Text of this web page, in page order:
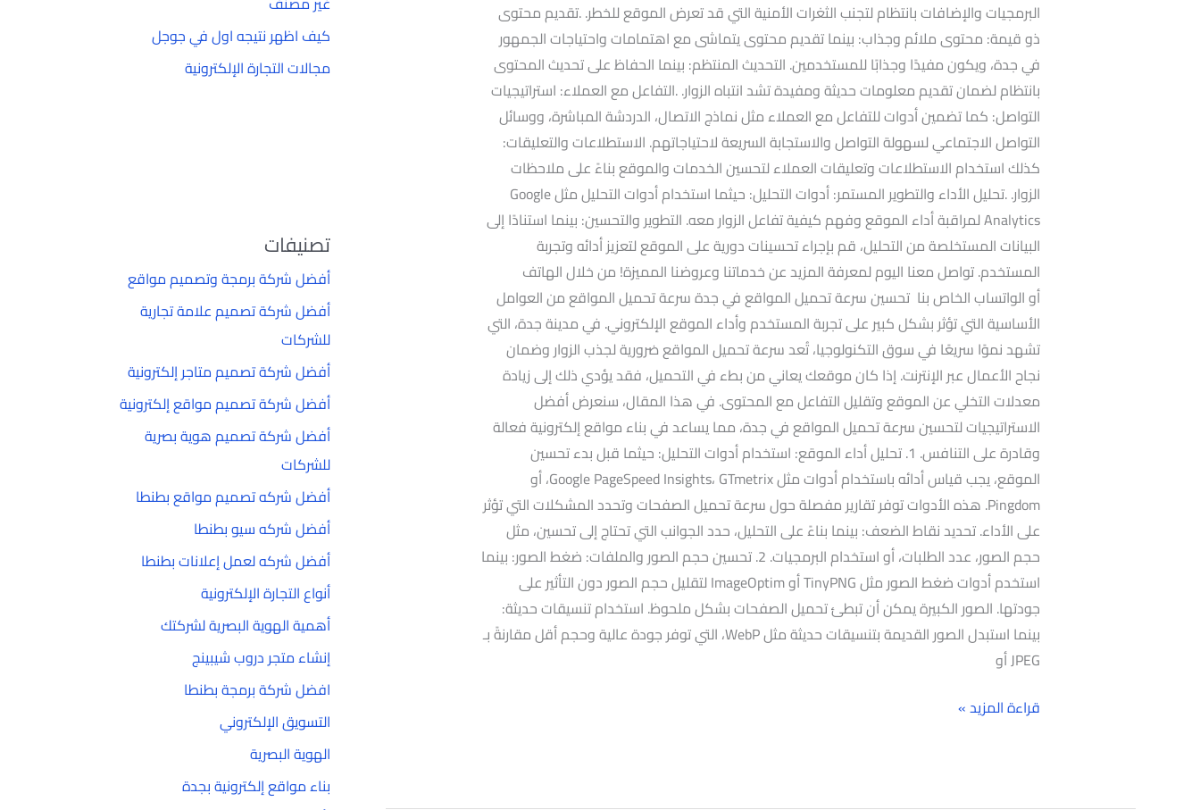
البرمجيات والإضافات بانتظام لتجنب الثغرات الأمنية التي قد تعرض الموقع للخطر. .تقديم محتوى
ذو قيمة: محتوى ملائم وجذاب: بينما تقديم محتوى يتماشى مع اهتمامات واحتياجات الجمهور
في جدة، ويكون مفيدًا وجذابًا للمستخدمين. التحديث المنتظم: بينما الحفاظ على تحديث المحتوى
بانتظام لضمان تقديم معلومات حديثة ومفيدة تشد انتباه الزوار. .التفاعل مع العملاء: استراتيجيات
التواصل: كما تضمين أدوات للتفاعل مع العملاء مثل نماذج الاتصال، الدردشة المباشرة، ووسائل
التواصل الاجتماعي لسهولة التواصل والاستجابة السريعة لاحتياجاتهم. الاستطلاعات والتعليقات:
كذلك استخدام الاستطلاعات وتعليقات العملاء لتحسين الخدمات والموقع بناءً على ملاحظات
الزوار. .تحليل الأداء والتطوير المستمر: أدوات التحليل: حيثما استخدام أدوات التحليل مثل Google
Analytics لمراقبة أداء الموقع وفهم كيفية تفاعل الزوار معه. التطوير والتحسين: بينما استنادًا إلى
البيانات المستخلصة من التحليل، قم بإجراء تحسينات دورية على الموقع لتعزيز أدائه وتجربة
المستخدم. تواصل معنا اليوم لمعرفة المزيد عن خدماتنا وعروضنا المميزة! من خلال الهاتف
أو الواتساب الخاص بنا تحسين سرعة تحميل المواقع في جدة سرعة تحميل المواقع من العوامل
الأساسية التي تؤثر بشكل كبير على تجربة المستخدم وأداء الموقع الإلكتروني. في مدينة جدة، التي
تشهد نموًا سريعًا في سوق التكنولوجيا، تُعد سرعة تحميل المواقع ضرورية لجذب الزوار وضمان
نجاح الأعمال عبر الإنترنت. إذا كان موقعك يعاني من بطء في التحميل، فقد يؤدي ذلك إلى زيادة
معدلات التخلي عن الموقع وتقليل التفاعل مع المحتوى. في هذا المقال، سنعرض أفضل
الاستراتيجيات لتحسين سرعة تحميل المواقع في جدة، مما يساعد في بناء مواقع إلكترونية فعالة
وقادرة على التنافس. 1. تحليل أداء الموقع: استخدام أدوات التحليل: حيثما قبل بدء تحسين
الموقع، يجب قياس أدائه باستخدام أدوات مثل Google PageSpeed Insights، GTmetrix، أو
Pingdom. هذه الأدوات توفر تقارير مفصلة حول سرعة تحميل الصفحات وتحدد المشكلات التي تؤثر
على الأداء. تحديد نقاط الضعف: بينما بناءً على التحليل، حدد الجوانب التي تحتاج إلى تحسين، مثل
حجم الصور، عدد الطلبات، أو استخدام البرمجيات. 2. تحسين حجم الصور والملفات: ضغط الصور: بينما
استخدم أدوات ضغط الصور مثل TinyPNG أو ImageOptim لتقليل حجم الصور دون التأثير على
جودتها. الصور الكبيرة يمكن أن تبطئ تحميل الصفحات بشكل ملحوظ. استخدام تنسيقات حديثة:
بينما استبدل الصور القديمة بتنسيقات حديثة مثل WebP، التي توفر جودة عالية وحجم أقل مقارنةً بـ
JPEG أو
قراءة المزيد »
كيف اظهر نتيجه اول في جوجل
مجالات التجارة الإلكترونية
تصنيفات
أفضل شركة برمجة وتصميم مواقع
أفضل شركة تصميم علامة تجارية
للشركات
أفضل شركة تصميم متاجر إلكترونية
أفضل شركة تصميم مواقع إلكترونية
أفضل شركة تصميم هوية بصرية
للشركات
أفضل شركه تصميم مواقع بطنطا
أفضل شركه سيو بطنطا
أفضل شركه لعمل إعلانات بطنطا
أنواع التجارة الإلكترونية
أهمية الهوية البصرية لشركتك
إنشاء متجر دروب شيبينج
افضل شركة برمجة بطنطا
التسويق الإلكتروني
الهوية البصرية
بناء مواقع إلكترونية بجدة